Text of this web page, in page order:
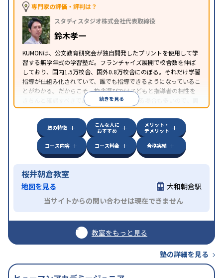
専門家の評価・評判は？
スタディスタジオ株式会社代表取締役
鈴木孝一
KUMONは、公文教育研究会が独自開発したプリントを使用して学
習する無学年式の学習塾だ。フランチャイズ展開で校舎数を伸ば
しており、国内1.5万校舎、国外0.8万校舎にのぼる。それだけ学習
指導が仕組み化されていて、誰でも指導できるようになっているこ
とがわかる。だからこそ、校舎選びでは子どもと指導者の相性を
きちんと確認すべきである。近所に2校舎ある場合も多いので、両
方見学してみることをオススメする。
続きを見る
塾の特徴
こんな人に
おすすめ
メリット・
デメリット
コース内容
コース料金 合格実績
桜井朝倉教室
地図を見る
大和朝倉駅
当サイトからの問い合わせは現在できません
教室をもっと見る
塾の詳細を見る